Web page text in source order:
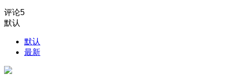
评论5
默认
默认
最新